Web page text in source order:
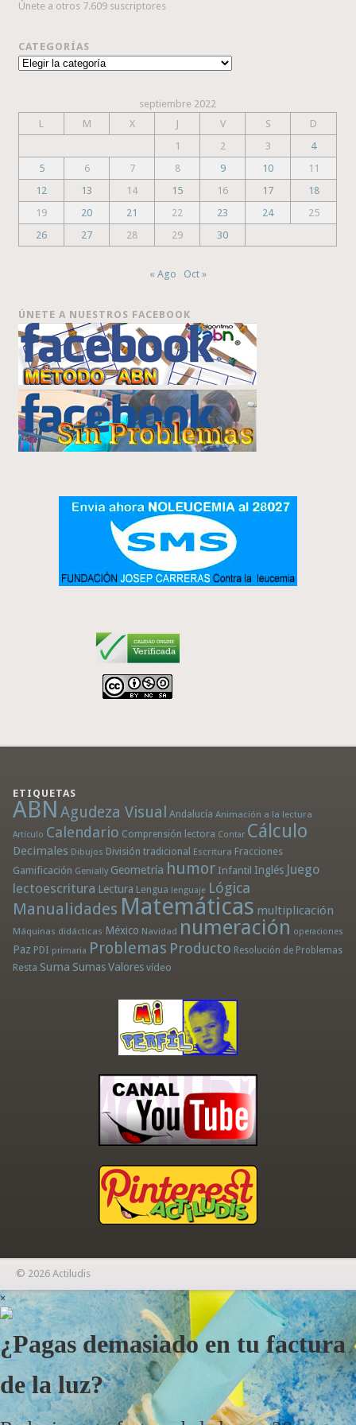
Únete a otros 7.609 suscriptores
CATEGORÍAS
Categorías
septiembre 2022
L
M X J V S
D
1
2 3
4
5
6 7 8 9 10
11
12
13 14 15 16 17
18
19
20 21 22 23 24
25
26
27 28 29 30
« Ago Oct »
ÚNETE A NUESTROS FACEBOOK
ETIQUETAS
ABN Agudeza Visual Andalucía Animación a la lectura
Artículo Calendario Comprensión lectora Contar Cálculo
Decimales Dibujos División tradicional Escritura Fracciones
Gamificación Genially Geometría humor Infantil Inglés Juego
lectoescritura Lectura Lengua lenguaje Lógica
Manualidades Matemáticas multiplicación
Máquinas didácticas México Navidad numeración operaciones
Paz PDI primaria Problemas Producto Resolución de Problemas
Resta Suma Sumas Valores vídeo
© 2026 Actiludis
×
¿Pagas demasiado en tu factura
de la luz?